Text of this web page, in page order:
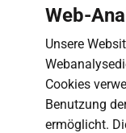
Web-
Unsere
Cookies
Benutzung
ermöglicht.